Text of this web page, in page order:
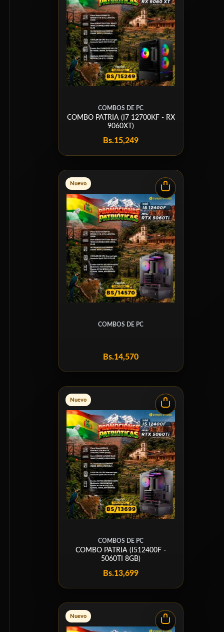
COMBOS DE PC
COMBO PATRIA (I7 12700KF - RX
9060XT)
Bs.15,249
Nuevo
COMBOS DE PC
Bs.14,570
Nuevo
COMBOS DE PC
COMBO PATRIA (I512400F -
5060TI 8GB)
Bs.13,699
Nuevo